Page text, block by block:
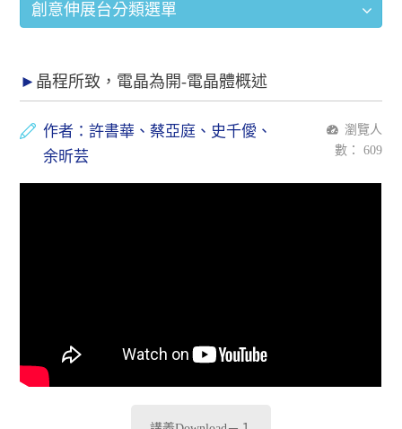
創意伸展台分類選單
晶程所致，電晶為開-電晶體概述
作者：許書華、蔡亞庭、史千僾、
余昕芸
瀏覽人
數： 609